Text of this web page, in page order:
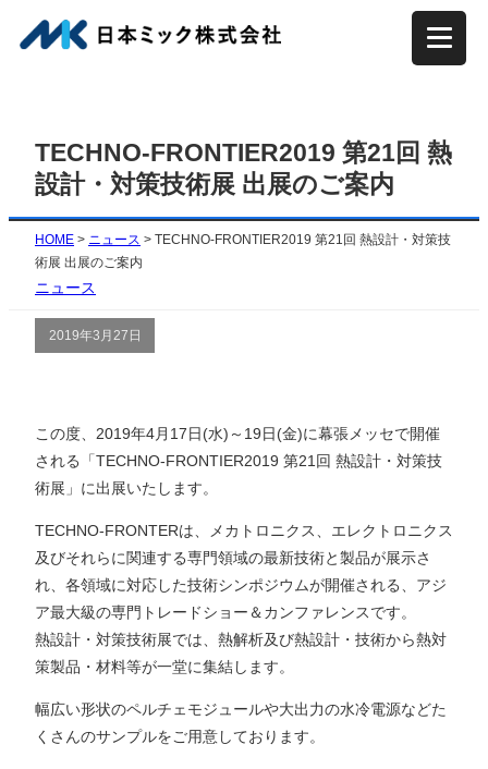
容
TECHNO-FRONTIER2019 第21回 熱
設計・対策技術展 出展のご案内
HOME > ニュース > TECHNO-FRONTIER2019 第21回 熱設計・対策技
術展 出展のご案内
ニュース
2019年3月27日
この度、2019年4月17日(水)～19日(金)に幕張メッセで開催
される「TECHNO-FRONTIER2019 第21回 熱設計・対策技
術展」に出展いたします。
TECHNO-FRONTERは、メカトロニクス、エレクトロニクス
及びそれらに関連する専門領域の最新技術と製品が展示さ
れ、各領域に対応した技術シンポジウムが開催される、アジ
ア最大級の専門トレードショー＆カンファレンスです。
熱設計・対策技術展では、熱解析及び熱設計・技術から熱対
策製品・材料等が一堂に集結します。
幅広い形状のペルチェモジュールや大出力の水冷電源などた
くさんのサンプルをご用意しております。